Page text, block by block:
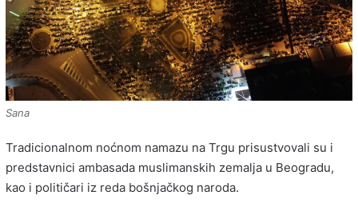
Sana
Tradicionalnom noćnom namazu na Trgu prisustvovali su i
predstavnici ambasada muslimanskih zemalja u Beogradu,
kao i političari iz reda bošnjačkog naroda.